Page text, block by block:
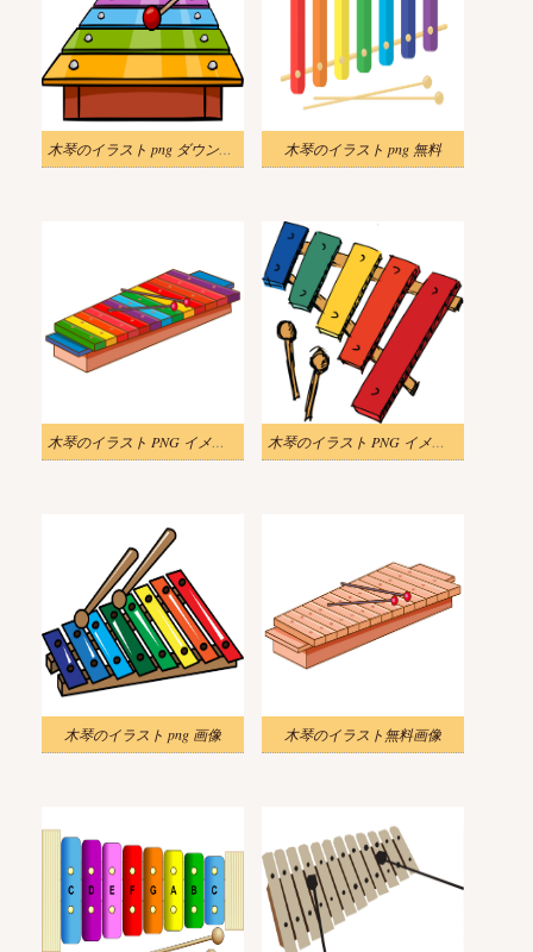
木琴のイラスト png ダウンロード 木琴のイラスト png 無料
木琴のイラスト PNG イメージ 2 木琴のイラスト PNG イメージ
木琴のイラスト png 画像 木琴のイラスト無料画像